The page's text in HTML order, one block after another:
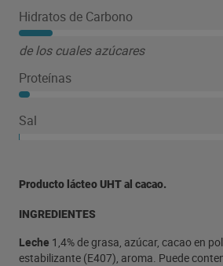
Hidratos de Carbono
de los cuales azúcares
Proteínas
Sal
Producto lácteo UHT al cacao.
INGREDIENTES
Leche 1,4% de grasa, azúcar, cacao en
estabilizante (E407), aroma. Puede